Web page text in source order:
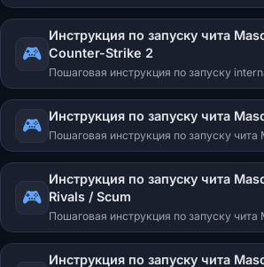
Оконный режим, инжект через лоадер,
клавишей INSERT.
🎮
Инструкция по запуску чита
Counter-Strike 2
Пошаговая инструкция по запуску
CS2. Инжект при запущенной игре,
Insert.
🎮 Инструкция по запуску чита
Пошаговая инструкция по запуску чита
Оконный режим, инжект, горячие
🎮
Инструкция по запуску чита
Rivals / Scum
Пошаговая инструкция по запуску чита
Rivals и Scum. Оконный режим, инжект
открытие меню клавишей INSERT.
Инструкция по запуску чита